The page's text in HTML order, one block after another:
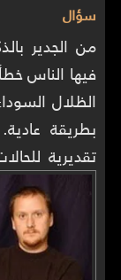
سؤال
من الجدير
فيها الناس
الظلال
بطريقة
تقديرية